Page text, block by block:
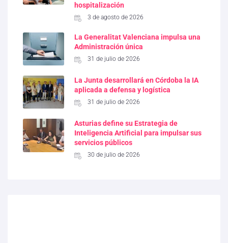
hospitalización
3 de agosto de 2026
La Generalitat Valenciana impulsa una
Administración única
31 de julio de 2026
La Junta desarrollará en Córdoba la IA
aplicada a defensa y logística
31 de julio de 2026
Asturias define su Estrategia de
Inteligencia Artificial para impulsar sus
servicios públicos
30 de julio de 2026